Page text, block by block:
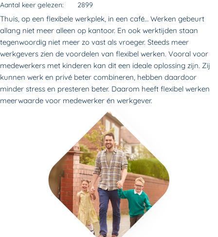
Aantal keer gelezen: 2899
Thuis, op een flexibele werkplek, in een café… Werken gebeurt
allang niet meer alleen op kantoor. En ook werktijden staan
tegenwoordig niet meer zo vast als vroeger. Steeds meer
werkgevers zien de voordelen van flexibel werken. Vooral voor
medewerkers met kinderen kan dit een ideale oplossing zijn. Zij
kunnen werk en privé beter combineren, hebben daardoor
minder stress en presteren beter. Daarom heeft flexibel werken
meerwaarde voor medewerker én werkgever.